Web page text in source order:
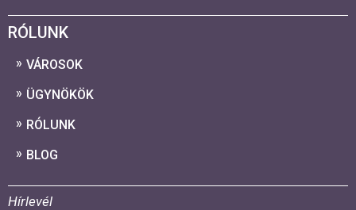
RÓLUNK
VÁROSOK
ÜGYNÖKÖK
RÓLUNK
BLOG
Hírlevél